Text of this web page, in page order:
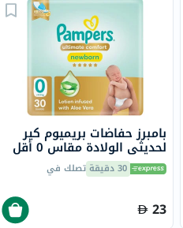
بامبرز حفاضات بريميوم كير
لحديثي الولادة مقاس 0 أقل
من 2.5 كجم حزمة من 30 30 دقيقة تصلك في
23